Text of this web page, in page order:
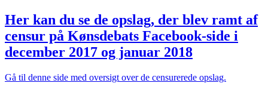
kampagnen
modtages
meget
forskelligt
i
og
Her kan du se de opslag, der blev ramt af
censur på Kønsdebats Facebook-side i
december 2017 og januar 2018
Gå til denne side med oversigt over de censurerede opslag.